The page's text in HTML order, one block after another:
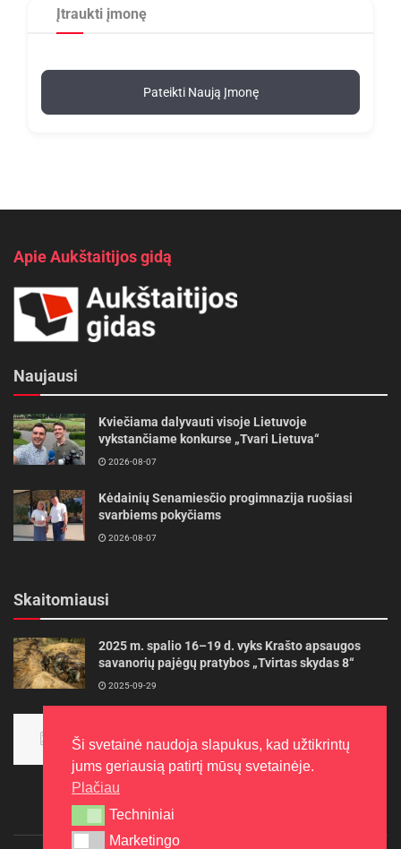
Įtraukti įmonę
Pateikti Naują Įmonę
Apie Aukštaitijos gidą
Naujausi
Kviečiama dalyvauti visoje Lietuvoje
vykstančiame konkurse „Tvari Lietuva“
2026-08-07
Kėdainių Senamiesčio progimnazija ruošiasi
svarbiems pokyčiams
2026-08-07
Skaitomiausi
2025 m. spalio 16–19 d. vyks Krašto apsaugos
savanorių pajėgų pratybos „Tvirtas skydas 8“
2025-09-29
aukso
2015-10-30
Ši svetainė naudoja slapukus, kad užtikrintų
jums geriausią patirtį mūsų svetainėje.
Plačiau
Techniniai
Techniniai
Marketingo
Marketingo